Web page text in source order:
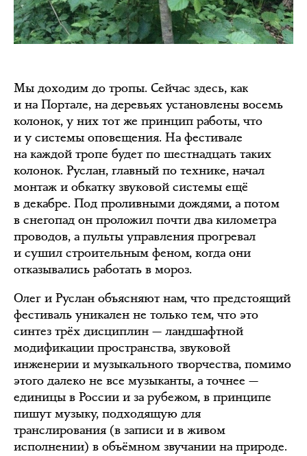
Мы доходим до тропы. Сейчас здесь, как
и на Портале, на деревьях установлены восемь
колонок, у них тот же принцип работы, что
и у системы оповещения. На фестивале
на каждой тропе будет по шестнадцать таких
колонок. Руслан, главный по технике, начал
монтаж и обкатку звуковой системы ещё
в декабре. Под проливными дождями, а потом
в снегопад он проложил почти два километра
проводов, а пульты управления прогревал
и сушил строительным феном, когда они
отказывались работать в мороз.
Олег и Руслан объясняют нам, что предстоящий
фестиваль уникален не только тем, что это
синтез трёх дисциплин — ландшафтной
модификации пространства, звуковой
инженерии и музыкального творчества, помимо
этого далеко не все музыканты, а точнее —
единицы в России и за рубежом, в принципе
пишут музыку, подходящую для
транслирования (в записи и в живом
исполнении) в объёмном звучании на природе.